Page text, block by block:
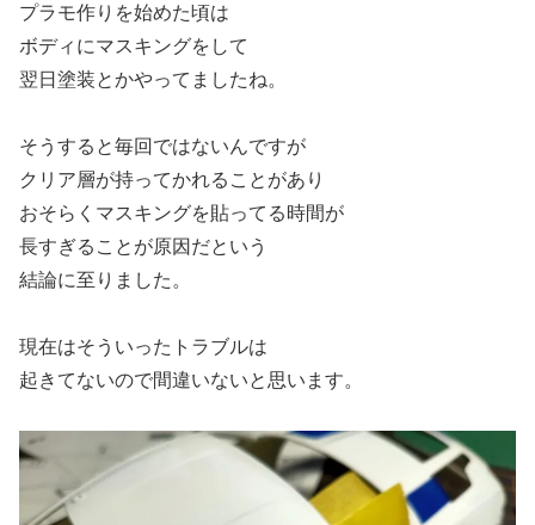
プラモ作りを始めた頃は
ボディにマスキングをして
翌日塗装とかやってましたね。
そうすると毎回ではないんですが
クリア層が持ってかれることがあり
おそらくマスキングを貼ってる時間が
長すぎることが原因だという
結論に至りました。
現在はそういったトラブルは
起きてないので間違いないと思います。